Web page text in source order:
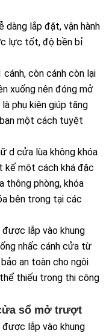
dàng lắp đặt, vận hành
lực tốt, độ bền bỉ
còn cánh còn lại
xuống nên đóng mở
phụ kiện giúp tăng
một cách tuyệt
d cửa lùa không khóa
kế một cách khá đặc
thông phòng, khóa
bên trong tại các
được lắp vào khung
nhấc cánh cửa từ
an toàn cho ngôi
thiếu trong thi công
sổ mở trượt
được lắp vào khung